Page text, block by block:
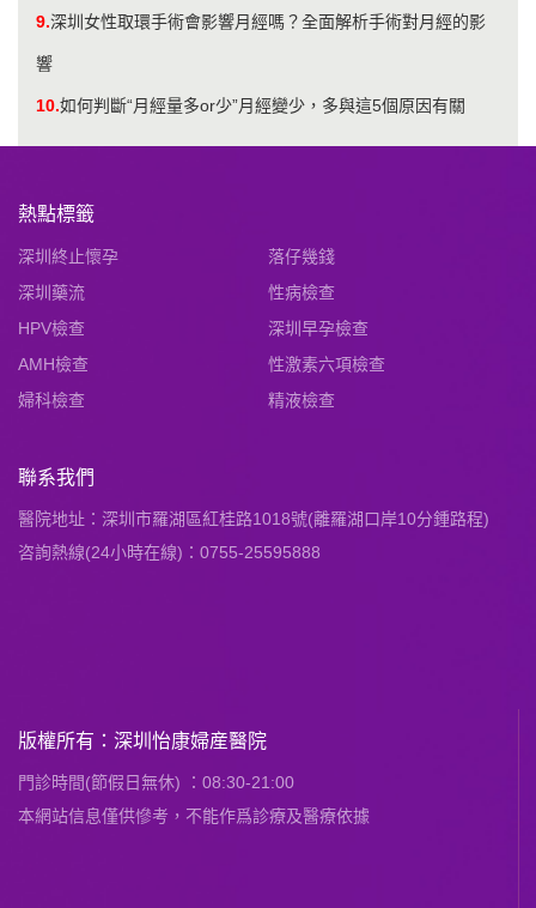
9.深圳女性取環手術會影響月經嗎？全面解析手術對月經的影
響
10.如何判斷“月經量多or少”月經變少，多與這5個原因有關
熱點標籤
深圳終止懷孕
落仔幾錢
深圳藥流
性病檢查
HPV檢查
深圳早孕檢查
AMH檢查
性激素六項檢查
婦科檢查
精液檢查
聯系我們
醫院地址：深圳市羅湖區紅桂路1018號(離羅湖口岸10分鍾路程)
咨詢熱線(24小時在線)：0755-25595888
版權所有：深圳怡康婦産醫院
門診時間(節假日無休) ：08:30-21:00
本網站信息僅供慘考，不能作爲診療及醫療依據